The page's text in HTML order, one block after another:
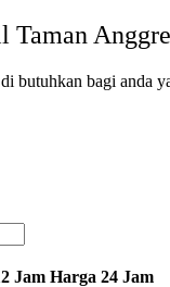
Taman
butuhkan bagi anda
Jam Harga 24 Jam